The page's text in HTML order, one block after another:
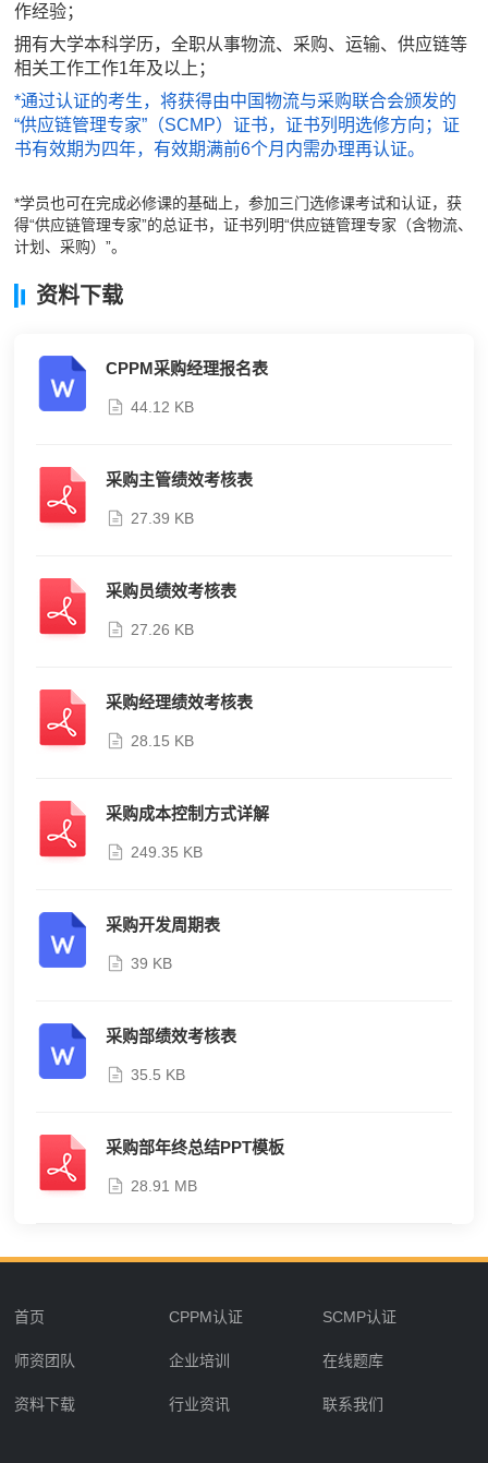
作经验；
拥有大学本科学历，全职从事物流、采购、运输、供应链等
相关工作工作1年及以上；
*通过认证的考生，将获得由中国物流与采购联合会颁发的
“供应链管理专家”（SCMP）证书，证书列明选修方向；证
书有效期为四年，有效期满前6个月内需办理再认证。
*学员也可在完成必修课的基础上，参加三门选修课考试和认证，获
得“供应链管理专家”的总证书，证书列明“供应链管理专家（含物流、
计划、采购）”。
资料下载
CPPM采购经理报名表
44.12 KB
采购主管绩效考核表
27.39 KB
采购员绩效考核表
27.26 KB
采购经理绩效考核表
28.15 KB
采购成本控制方式详解
249.35 KB
采购开发周期表
39 KB
采购部绩效考核表
35.5 KB
采购部年终总结PPT模板
28.91 MB
首页 CPPM认证 SCMP认证
师资团队 企业培训 在线题库
资料下载 行业资讯 联系我们